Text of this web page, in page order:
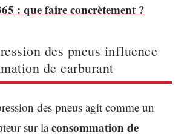
: que faire concrètement ?
des pneus influence
de carburant
des pneus agit comme un
sur laconsommation de